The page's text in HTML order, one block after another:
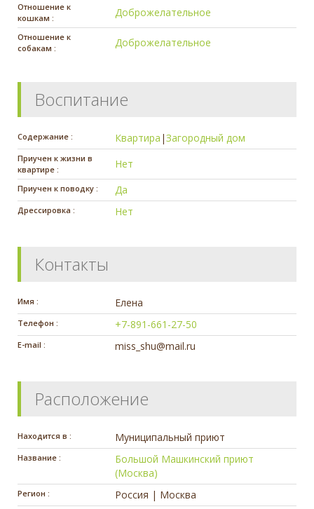
Отношение к
кошкам :
Доброжелательное
Отношение к
собакам :
Доброжелательное
Воспитание
Содержание : Квартира |Загородный дом
Приучен к жизни в
квартире :
Нет
Приучен к поводку : Да
Дрессировка : Нет
Контакты
Имя : Елена
Телефон : +7-891-661-27-50
E-mail : miss_shu@mail.ru
Расположение
Находится в : Муниципальный приют
Название :
Большой Машкинский приют
(Москва)
Регион : Россия | Москва